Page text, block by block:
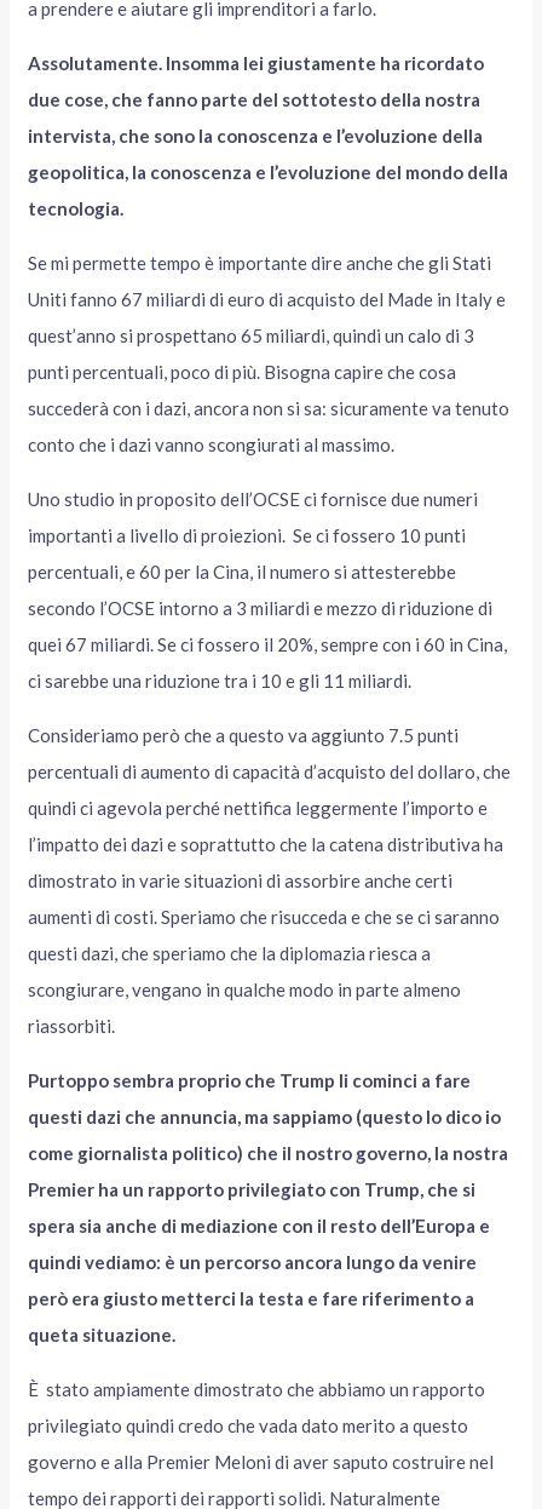
a prendere e aiutare gli imprenditori a farlo.
Assolutamente. Insomma lei giustamente ha ricordato
due cose, che fanno parte del sottotesto della nostra
intervista, che sono la conoscenza e l’evoluzione della
geopolitica, la conoscenza e l’evoluzione del mondo della
tecnologia.
Se mi permette tempo è importante dire anche che gli Stati
Uniti fanno 67 miliardi di euro di acquisto del Made in Italy e
quest’anno si prospettano 65 miliardi, quindi un calo di 3
punti percentuali, poco di più. Bisogna capire che cosa
succederà con i dazi, ancora non si sa: sicuramente va tenuto
conto che i dazi vanno scongiurati al massimo.
Uno studio in proposito dell’OCSE ci fornisce due numeri
importanti a livello di proiezioni. Se ci fossero 10 punti
percentuali, e 60 per la Cina, il numero si attesterebbe
secondo l’OCSE intorno a 3 miliardi e mezzo di riduzione di
quei 67 miliardi. Se ci fossero il 20%, sempre con i 60 in Cina,
ci sarebbe una riduzione tra i 10 e gli 11 miliardi.
Consideriamo però che a questo va aggiunto 7.5 punti
percentuali di aumento di capacità d’acquisto del dollaro, che
quindi ci agevola perché nettifica leggermente l’importo e
l’impatto dei dazi e soprattutto che la catena distributiva ha
dimostrato in varie situazioni di assorbire anche certi
aumenti di costi. Speriamo che risucceda e che se ci saranno
questi dazi, che speriamo che la diplomazia riesca a
scongiurare, vengano in qualche modo in parte almeno
riassorbiti.
Purtoppo sembra proprio che Trump li cominci a fare
questi dazi che annuncia, ma sappiamo (questo lo dico io
come giornalista politico) che il nostro governo, la nostra
Premier ha un rapporto privilegiato con Trump, che si
spera sia anche di mediazione con il resto dell’Europa e
quindi vediamo: è un percorso ancora lungo da venire
però era giusto metterci la testa e fare riferimento a
queta situazione.
È stato ampiamente dimostrato che abbiamo un rapporto
privilegiato quindi credo che vada dato merito a questo
governo e alla Premier Meloni di aver saputo costruire nel
tempo dei rapporti dei rapporti solidi. Naturalmente